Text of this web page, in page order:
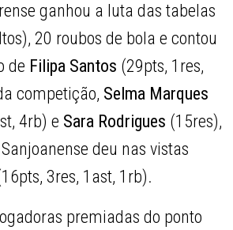
ganhou a luta das tabelas
20 roubos de bola e contou
de Filipa Santos (29pts, 1res,
competição, Selma Marques
4rb) e Sara Rodrigues (15res),
deu nas vistas
3res, 1ast, 1rb).
premiadas do ponto